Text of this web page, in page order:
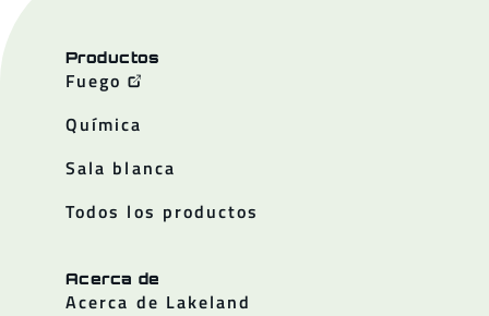
Productos
Fuego
Química
Sala blanca
Todos los productos
Acerca de
Acerca de Lakeland